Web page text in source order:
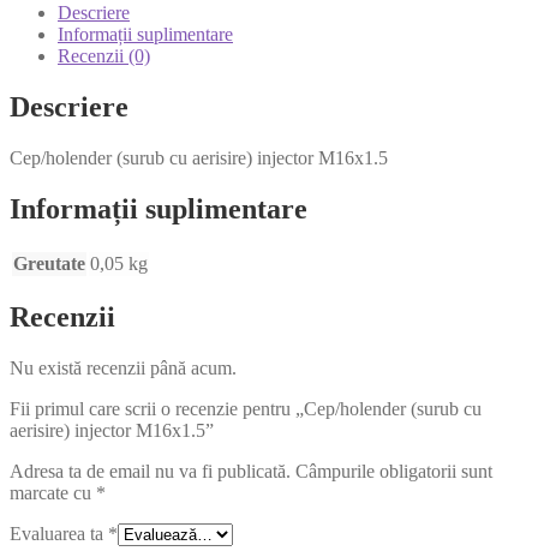
Descriere
Informații suplimentare
Recenzii (0)
Descriere
Cep/holender (surub cu aerisire) injector M16x1.5
Informații suplimentare
Greutate 0,05 kg
Recenzii
Nu există recenzii până acum.
Fii primul care scrii o recenzie pentru „Cep/holender (surub cu
aerisire) injector M16x1.5”
Adresa ta de email nu va fi publicată. Câmpurile obligatorii sunt
marcate cu *
Evaluarea ta *